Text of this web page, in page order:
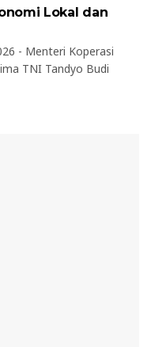
Lokal dan
- Menteri Koperasi
TNI Tandyo Budi